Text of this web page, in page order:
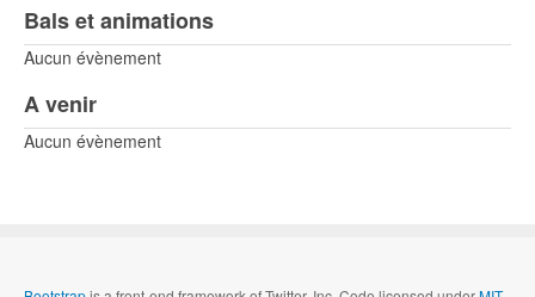
Bals et animations
Aucun évènement
A venir
Aucun évènement